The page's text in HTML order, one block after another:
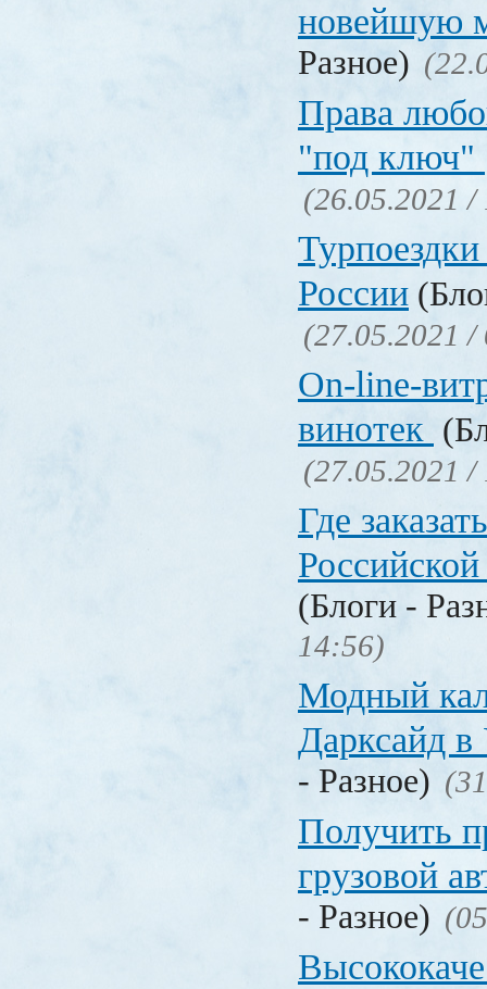
новейшую
Разное)
Права
"под ключ"
(26.05.2021 /
России
(27.05.2021 /
On-line-
винотек
(27.05.2021 /
Где
(Блоги -
14:56)
Модный
Дарксайд в
- Разное)
Получить
грузовой
- Разное)